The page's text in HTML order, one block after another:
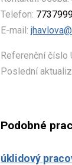
Telefon:
E-mail:
Referenční číslo
Poslední
Podobné
úklidový